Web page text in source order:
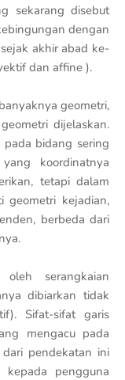
sekarang disebut
dengan
akhir abad ke-
dan affine ).
geometri,
dijelaskan.
pada bidang sering
koordinatnya
tetapi dalam
geometri kejadian,
berbeda dari
serangkaian
dibiarkan tidak
Sifat-sifat garis
mengacu pada
pendekatan ini
kepada pengguna